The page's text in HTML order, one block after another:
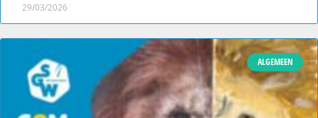
29/03/2026
ALGEMEEN